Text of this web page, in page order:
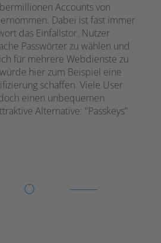
Accounts von
Dabei ist fast immer
das Einfallstor. Nutzer
Passwörter zu wählen und
für mehrere Webdienste zu
hier zum Beispiel eine
schaffen. Viele User
einen unbequemen
Alternative: "Passkeys"